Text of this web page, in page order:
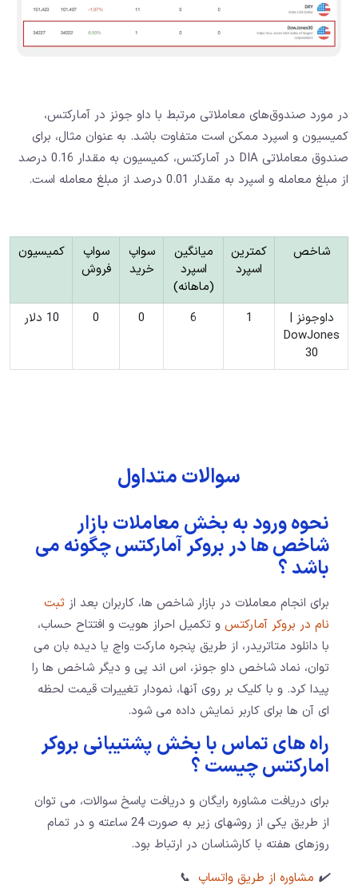
در مورد صندوق‌های معاملاتی مرتبط با داو جونز در آمارکتس،
کمیسیون و اسپرد ممکن است متفاوت باشد. به عنوان مثال، برای
صندوق معاملاتی DIA در آمارکتس، کمیسیون به مقدار 0.16 درصد
از مبلغ معامله و اسپرد به مقدار 0.01 درصد از مبلغ معامله است.
شاخص
کمترین
اسپرد
میانگین
اسپرد
(ماهانه)
سواپ
خرید
سواپ
فروش
کمیسیون
داوجونز |
DowJones
30
1
6
0
0 10 دلار
سوالات متداول
نحوه ورود به بخش معاملات بازار
شاخص ها در بروکر آمارکتس چگونه می
باشد ؟
برای انجام معاملات در بازار شاخص ها، کاربران بعد از ثبت
نام در بروکر آمارکتس و تکمیل احراز هویت و افتتاح حساب،
با دانلود متاتریدر، از طریق پنجره مارکت واچ یا دیده بان می
توان، نماد شاخص داو جونز، اس اند پی و دیگر شاخص ها را
پیدا کرد. و با کلیک بر روی آنها، نمودار تغییرات قیمت لحظه
ای آن ها برای کاربر نمایش داده می شود.
راه های تماس با بخش پشتیبانی بروکر
امارکتس چیست ؟
برای دریافت مشاوره رایگان و دریافت پاسخ سوالات، می توان
از طریق یکی از روشهای زیر به صورت 24 ساعته و در تمام
روزهای هفته با کارشناسان در ارتباط بود.
✔️ مشاوره از طریق واتساپ 📞